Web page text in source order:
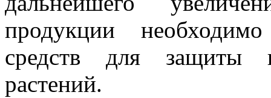
продукции
средств для защиты
растений.